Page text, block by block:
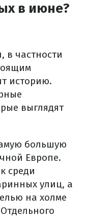
в июне?
в частности
историю.
выглядят
большую
Европе.
среди
улиц, а
на холме